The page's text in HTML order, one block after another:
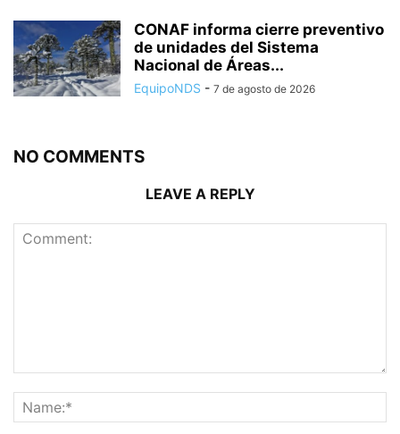
CONAF informa cierre preventivo
de unidades del Sistema
Nacional de Áreas...
EquipoNDS - 7 de agosto de 2026
NO COMMENTS
LEAVE A REPLY